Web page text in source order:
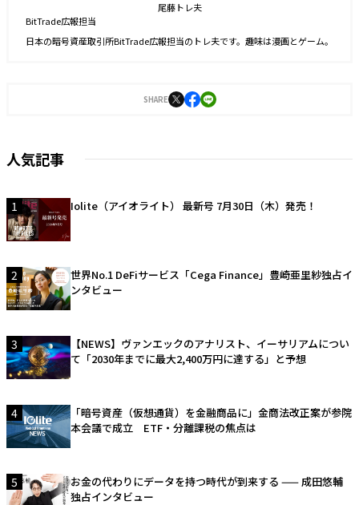
尾藤トレ夫
BitTrade広報担当
日本の暗号資産取引所BitTrade広報担当のトレ夫です。趣味は漫画とゲーム。
SHARE
人気記事
1 Iolite（アイオライト） 最新号 7月30日（木）発売！
2
世界No.1 DeFiサービス「Cega Finance」豊崎亜里紗独占イ
ンタビュー
3
【NEWS】ヴァンエックのアナリスト、イーサリアムについ
て「2030年までに最大2,400万円に達する」と予想
4
「暗号資産（仮想通貨）を金融商品に」金商法改正案が参院
本会議で成立 ETF・分離課税の焦点は
5
お金の代わりにデータを持つ時代が到来する —— 成田悠輔
独占インタビュー